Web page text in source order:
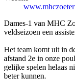
Dames-1 van MHC
veldseizoen een
Het team komt uit in
afstand 2e in onze
gelijke spelen helaas
beter kunnen.